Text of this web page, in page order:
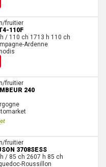
fruitier
110F
/ 110 ch 1713 h 110 ch
Ardenne
fruitier
240
fruitier
3708SESS
/ 85 ch 2607 h 85 ch
Roussillon